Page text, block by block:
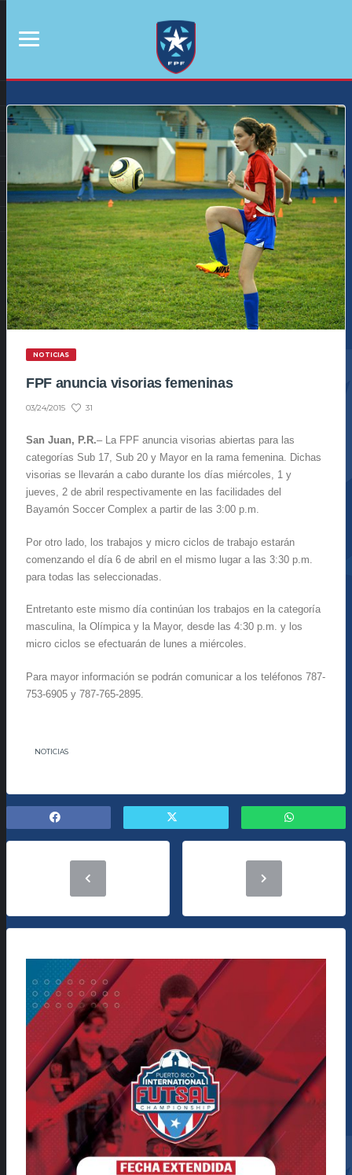
NOTICIAS
FPF anuncia visorias femeninas
03/24/2015 31
San Juan, P.R.– La FPF anuncia visorias abiertas para las
categorías Sub 17, Sub 20 y Mayor en la rama femenina. Dichas
visorias se llevarán a cabo durante los días miércoles, 1 y
jueves, 2 de abril respectivamente en las facilidades del
Bayamón Soccer Complex a partir de las 3:00 p.m.
Por otro lado, los trabajos y micro ciclos de trabajo estarán
comenzando el día 6 de abril en el mismo lugar a las 3:30 p.m.
para todas las seleccionadas.
Entretanto este mismo día continúan los trabajos en la categoría
masculina, la Olímpica y la Mayor, desde las 4:30 p.m. y los
micro ciclos se efectuarán de lunes a miércoles.
Para mayor información se podrán comunicar a los teléfonos 787-
753-6905 y 787-765-2895.
NOTICIAS